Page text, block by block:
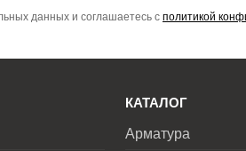
данных и соглашаетесь с политикой
КАТАЛОГ
Арматура